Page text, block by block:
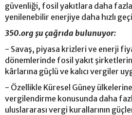
güvenliği, fosil yakıtlara daha fazla
yenilenebilir enerjiye daha hızlı
350.org şu çağrıda bulunuyor:
- Savaş, piyasa krizleri ve enerji
dönemlerinde fosil yakıt
kârlarına güçlü ve kalıcı vergiler
- Özellikle Küresel Güney
vergilendirme konusunda daha
uluslararası vergi kurallarının